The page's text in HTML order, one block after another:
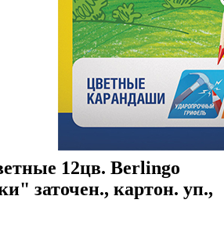
12цв. Berlingo
заточен., картон. уп.,